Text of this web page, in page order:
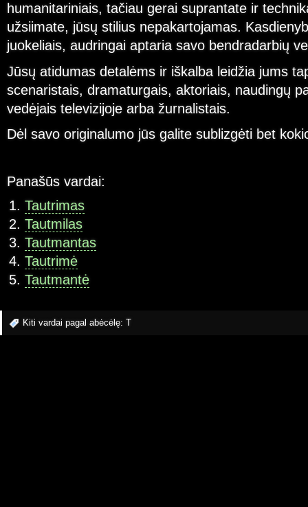
humanitariniais, tačiau gerai suprantate ir
užsiimate, jūsų stilius nepakartojamas.
juokeliais, audringai aptaria savo bendradarbių
Jūsų atidumas detalėms ir iškalba leidžia jums
scenaristais, dramaturgais, aktoriais, naudingų
vedėjais televizijoje arba žurnalistais.
Dėl savo originalumo jūs galite sublizgėti bet
Panašūs vardai:
Tautrimas
Tautmilas
Tautmantas
Tautrimė
Tautmantė
Kiti vardai pagal abėcėlę: T